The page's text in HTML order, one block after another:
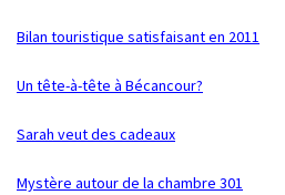
Bilan touristique satisfaisant en 2011
Un tête-à-tête à Bécancour?
Sarah veut des cadeaux
Mystère autour de la chambre 301